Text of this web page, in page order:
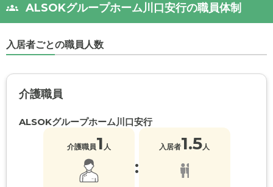
ALSOKグループホーム川口安行の職員体制
入居者ごとの職員人数
介護職員
ALSOKグループホーム川口安行
介護職員1 人
:
入居者1.5 人